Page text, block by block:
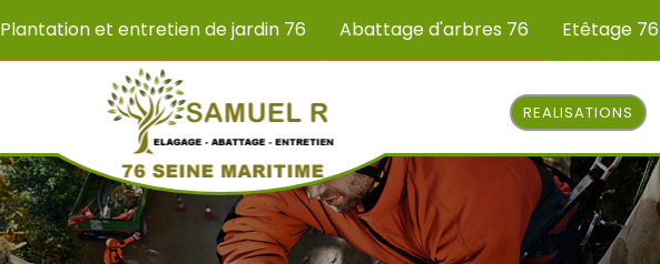
Plantation et entretien de jardin 76 Abattage d'arbres 76 Etêtage 76
REALISATIONS